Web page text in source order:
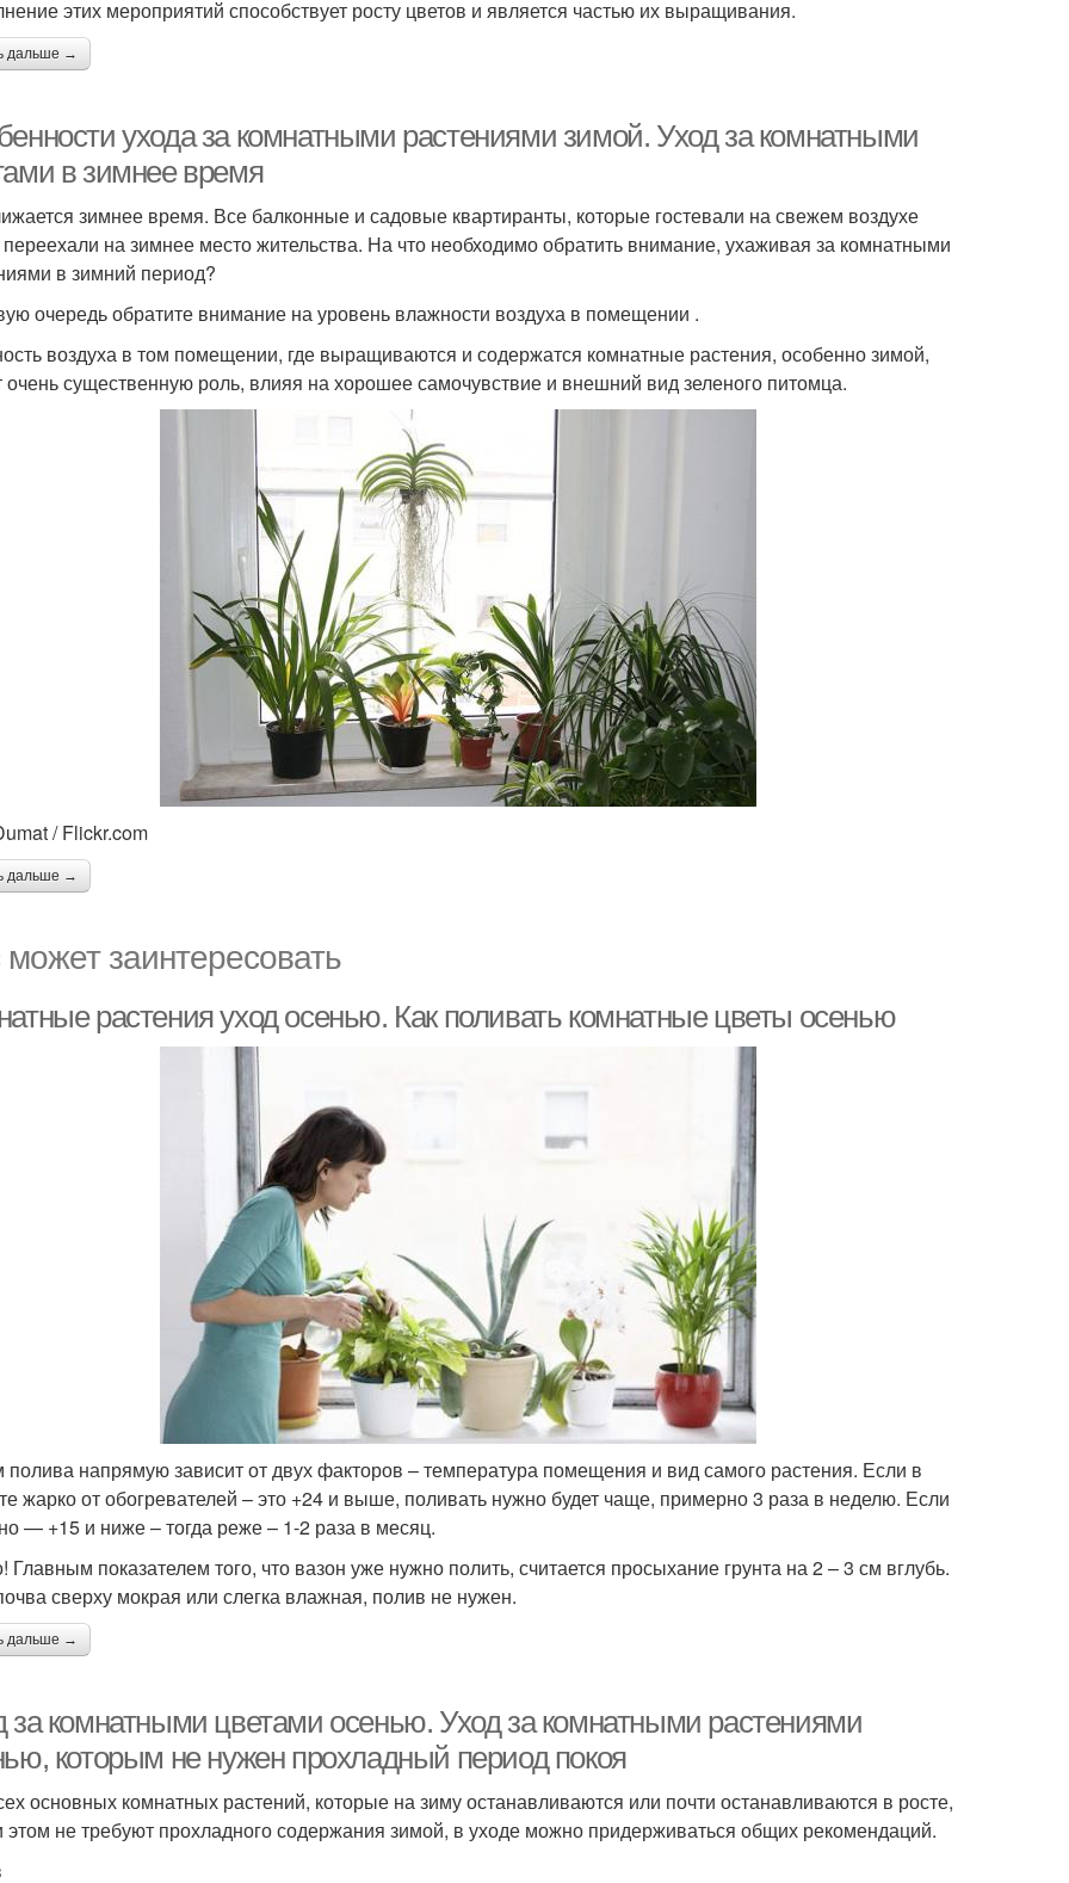
этих мероприятий способствует росту цветов и является частью их выращивания.
дальше →
ухода за комнатными растениями зимой. Уход за комнатными
в зимнее время
зимнее время. Все балконные и садовые квартиранты, которые гостевали на свежем воздухе
на зимнее место жительства. На что необходимо обратить внимание, ухаживая за комнатными
в зимний период?
очередь обратите внимание на уровень влажности воздуха в помещении .
воздуха в том помещении, где выращиваются и содержатся комнатные растения, особенно зимой,
очень существенную роль, влияя на хорошее самочувствие и внешний вид зеленого питомца.
/ Flickr.com
дальше →
заинтересовать
растения уход осенью. Как поливать комнатные цветы осенью
напрямую зависит от двух факторов – температура помещения и вид самого растения. Если в
жарко от обогревателей – это +24 и выше, поливать нужно будет чаще, примерно 3 раза в неделю. Если
— +15 и ниже – тогда реже – 1-2 раза в месяц.
Главным показателем того, что вазон уже нужно полить, считается просыхание грунта на 2 – 3 см вглубь.
сверху мокрая или слегка влажная, полив не нужен.
дальше →
за комнатными цветами осенью. Уход за комнатными растениями
которым не нужен прохладный период покоя
основных комнатных растений, которые на зиму останавливаются или почти останавливаются в росте,
этом не требуют прохладного содержания зимой, в уходе можно придерживаться общих рекомендаций.